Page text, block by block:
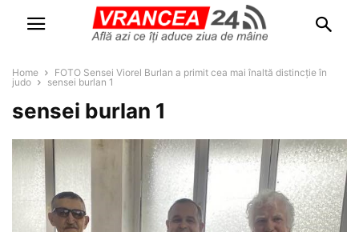
Home
FOTO Sensei Viorel Burlan a primit cea mai înaltă distincție în
judo
sensei burlan 1
sensei burlan 1